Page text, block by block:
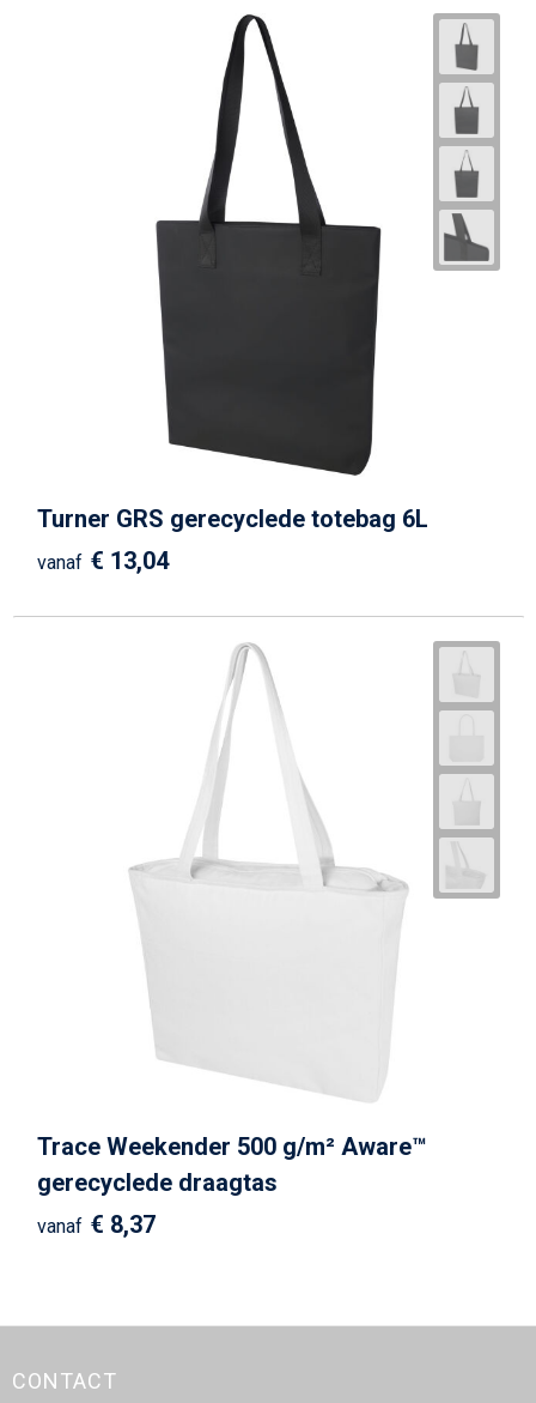
Turner GRS gerecyclede totebag 6L
vanaf € 13,04
Trace Weekender 500 g/m² Aware™
gerecyclede draagtas
vanaf € 8,37
CONTACT